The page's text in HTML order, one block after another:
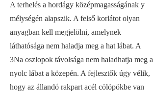
A terhelés a hordágy középmagasságának y
mélységén alapszik. A felső korlátot olyan
anyagban kell megjelölni, amelynek
láthatósága nem haladja meg a hat lábat. A
3Na oszlopok távolsága nem haladhatja meg a
nyolc lábat a közepén. A fejlesztők úgy vélik,
hogy az állandó rakpart acél cölöpökbe van